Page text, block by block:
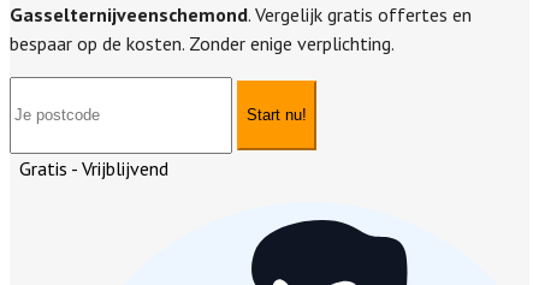
Gasselternijveenschemond. Vergelijk gratis offertes en
bespaar op de kosten. Zonder enige verplichting.
Start nu!
Gratis - Vrijblijvend